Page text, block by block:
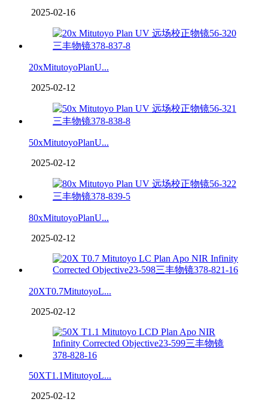
2025-02-16
20xMitutoyoPlanU...
2025-02-12
50xMitutoyoPlanU...
2025-02-12
80xMitutoyoPlanU...
2025-02-12
20XT0.7MitutoyoL...
2025-02-12
50XT1.1MitutoyoL...
2025-02-12